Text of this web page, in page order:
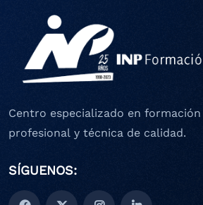
Centro especializado en formación
profesional y técnica de calidad.
SÍGUENOS: